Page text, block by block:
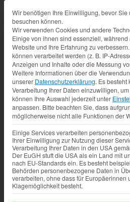
Datenschutz-Präferenz
Wir benötigen Ihre Einwilligung, bevor Sie
besuchen können.
Wir verwenden Cookies und andere
Einige von ihnen sind essenziell,
Website und Ihre Erfahrung zu verbessern.
können verarbeitet werden (z. B. IP-
Anzeigen und Inhalte oder die Messung
Weitere Informationen über die
unserer Datenschutzerklärung. Es besteht
Verarbeitung Ihrer Daten einzuwilligen,
können Ihre Auswahl jederzeit unter
anpassen. Bitte beachten Sie, dass
möglicherweise nicht alle Funktionen der
Einige Services verarbeiten
Ihrer Einwilligung zur Nutzung dieser
Verarbeitung Ihrer Daten in den USA
Der EuGH stuft die USA als ein Land mit
nach EU-Standards ein. Es besteht
Behörden personenbezogene Daten in
verarbeiten, ohne dass für Europäerinnen
Klagemöglichkeit besteht.